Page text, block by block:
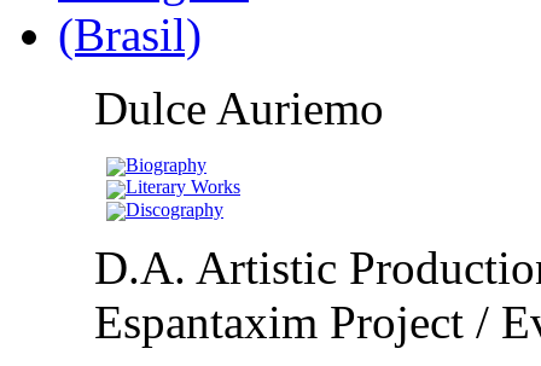
Dulce Auriemo
Biography
Literary Works
Discography
D.A. Artistic
Espantaxim Project /